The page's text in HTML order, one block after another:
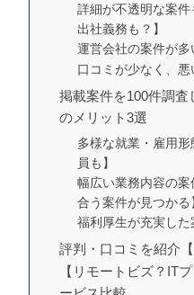
詳細が不透明な案
出社義務も？】
運営会社の案件が多
口コミが少なく、悪
掲載案件を100件調
のメリット3選
多様な就業・雇用
員も】
幅広い業務内容の
合う案件が見つかる
福利厚生が充実した
評判・口コミを紹介
【リモートビズ？IT